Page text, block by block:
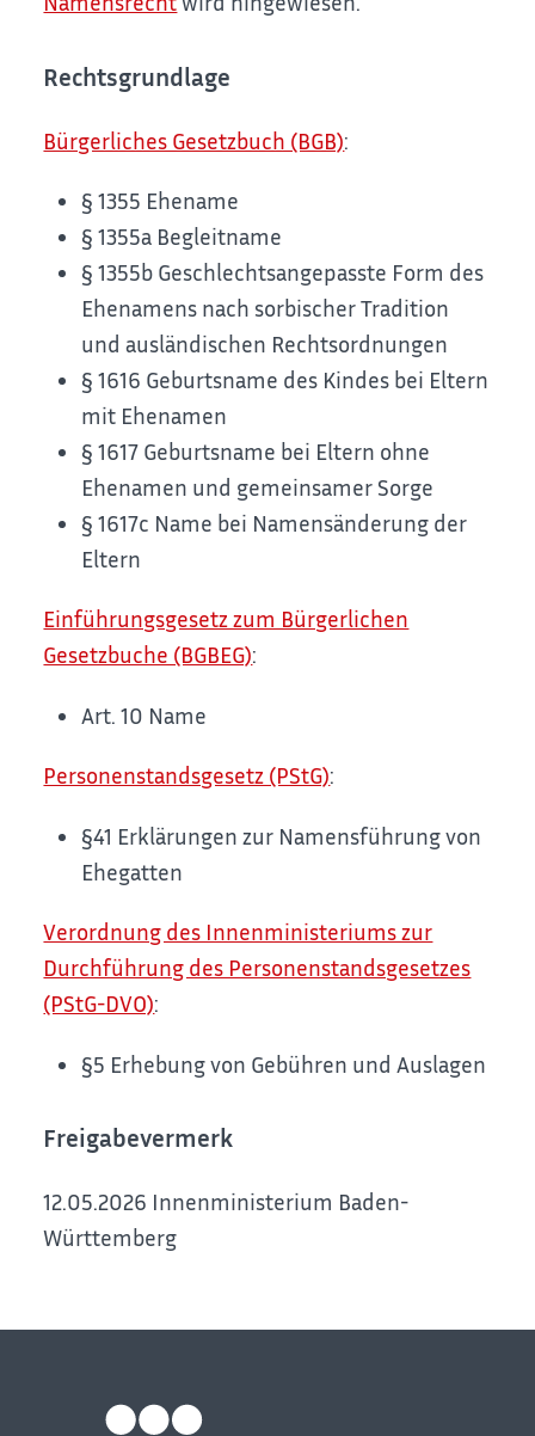
Rechtsgrundlage
Bürgerliches Gesetzbuch (BGB):
§ 1355 Ehename
§ 1355a Begleitname
§ 1355b Geschlechtsangepasste Form des
Ehenamens nach sorbischer Tradition
und ausländischen Rechtsordnungen
§ 1616 Geburtsname des Kindes bei Eltern
mit Ehenamen
§ 1617 Geburtsname bei Eltern ohne
Ehenamen und gemeinsamer Sorge
§ 1617c Name bei Namensänderung der
Eltern
Einführungsgesetz zum Bürgerlichen
Gesetzbuche (BGBEG):
Art. 10 Name
Personenstandsgesetz (PStG):
§41 Erklärungen zur Namensführung von
Ehegatten
Verordnung des Innenministeriums zur
Durchführung des Personenstandsgesetzes
(PStG-DVO):
§5 Erhebung von Gebühren und Auslagen
Freigabevermerk
12.05.2026 Innenministerium Baden-
Württemberg